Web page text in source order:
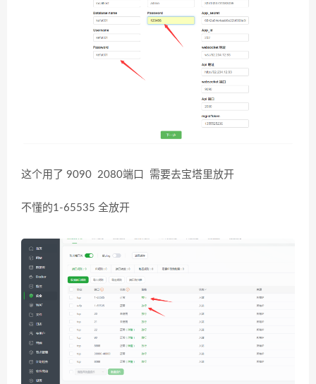
这个用了 9090 2080端口 需要去宝塔里放开
不懂的1-65535 全放开